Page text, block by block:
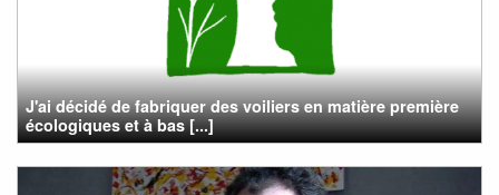
J'ai décidé de fabriquer des voiliers en matière première
écologiques et à bas [...]